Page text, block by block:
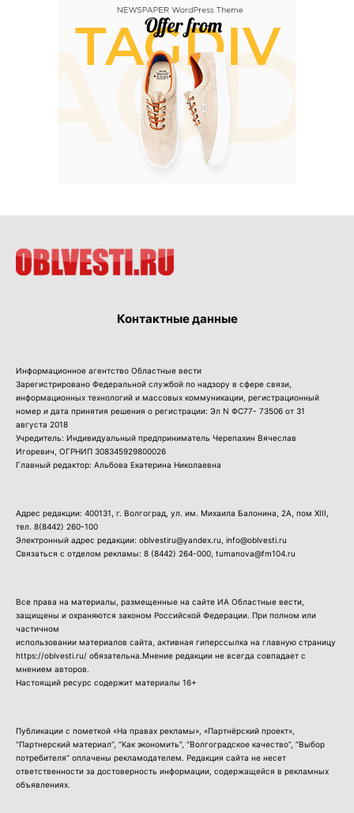
Контактные данные
Информационное агентство Областные вести
Зарегистрировано Федеральной службой по надзору в сфере связи,
информационных технологий и массовых коммуникации, регистрационный
номер и дата принятия решения о регистрации: Эл N ФС77- 73506 от 31
августа 2018
Учредитель: Индивидуальный предприниматель Черепахин Вячеслав
Игоревич, ОГРНИП 308345929800026
Главный редактор: Альбова Екатерина Николаевна
Адрес редакции: 400131, г. Волгоград, ул. им. Михаила Балонина, 2А, пом XIII,
тел. 8(8442) 260-100
Электронный адрес редакции: oblvestiru@yandex.ru, info@oblvesti.ru
Связаться с отделом рекламы: 8 (8442) 264-000 , tumanova@fm104.ru
Все права на материалы, размещенные на сайте ИА Областные вести,
защищены и охраняются законом Российской Федерации. При полном или
частичном
использовании материалов сайта, активная гиперссылка на главную страницу
https://oblvesti.ru/ обязательна.Мнение редакции не всегда совпадает с
мнением авторов.
Настоящий ресурс содержит материалы 16+
Публикации с пометкой «На правах рекламы», «Партнёрский проект»,
“Партнерский материал”, “Как экономить”, “Волгоградское качество”, “Выбор
потребителя” оплачены рекламодателем. Редакция сайта не несет
ответственности за достоверность информации, содержащейся в рекламных
объявлениях.